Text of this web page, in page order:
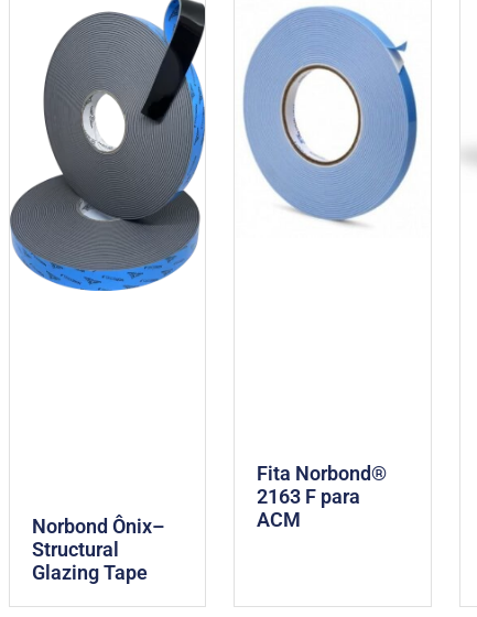
Norbond Ônix–
Structural
Glazing Tape
Fita Norbond®
2163 F para
ACM